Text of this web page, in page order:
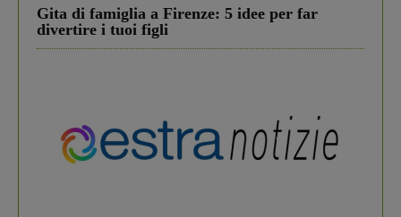
Gita di famiglia a Firenze: 5 idee per far
divertire i tuoi figli